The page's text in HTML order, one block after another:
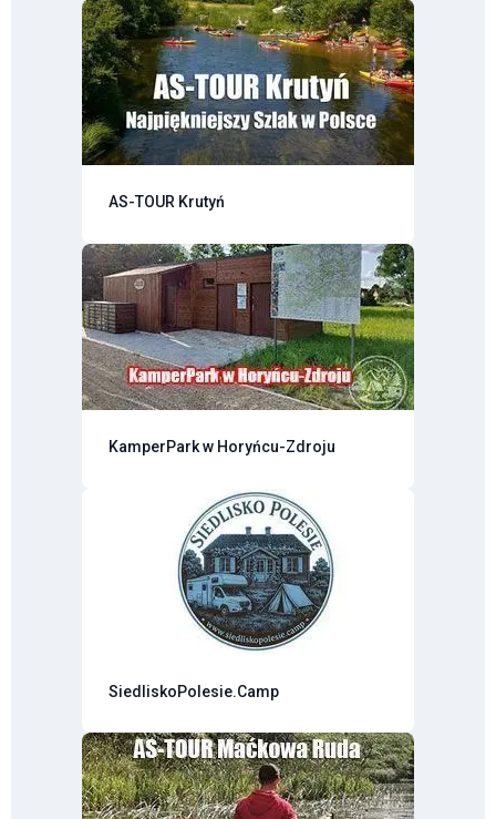
AS-TOUR Krutyń
KamperPark w Horyńcu-Zdroju
SiedliskoPolesie.Camp